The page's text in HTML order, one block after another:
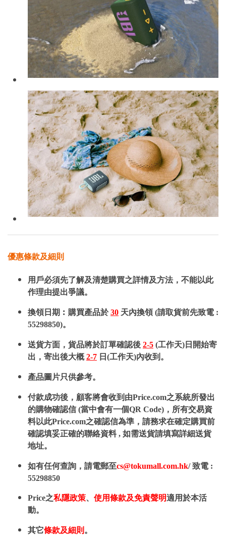
優惠條款及細則
用戶必須先了解及清楚購買之詳情及方法，不能以此
作理由提出爭議。
換領日期︰購買產品於30 天內換領 (請取貨前先致電 :
55298850)。
送貨方面，貨品將於訂單確認後 2-5 (工作天)日開始寄
出，寄出後大概2-7 日(工作天)內收到。
產品圖片只供參考。
付款成功後，顧客將會收到由Price.com之系統所發出
的購物確認信 (當中會有一個QR Code)，所有交易資
料以此Price.com之確認信為準，請務求在確定購買前
確認填妥正確的聯絡資料 , 如需送貨請填寫詳細送貨
地址。
如有任何查詢，請電郵至cs@tokumall.com.hk/ 致電 :
55298850
Price之私隱政策、 使用條款及免責聲明適用於本活
動。
其它條款及細則 。